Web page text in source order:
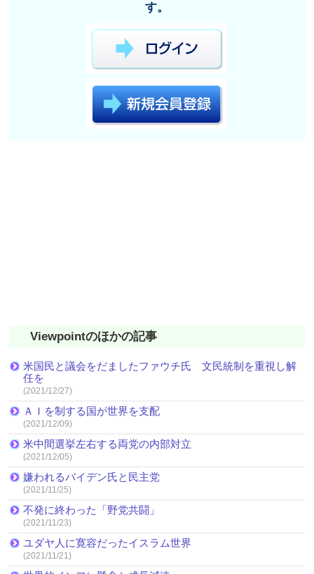
す。
Viewpointのほかの記事
米国民と議会をだましたファウチ氏 文民統制を重視し解
任を
(2021/12/27)
ＡＩを制する国が世界を支配
(2021/12/09)
米中間選挙左右する両党の内部対立
(2021/12/05)
嫌われるバイデン氏と民主党
(2021/11/25)
不発に終わった「野党共闘」
(2021/11/23)
ユダヤ人に寛容だったイスラム世界
(2021/11/21)